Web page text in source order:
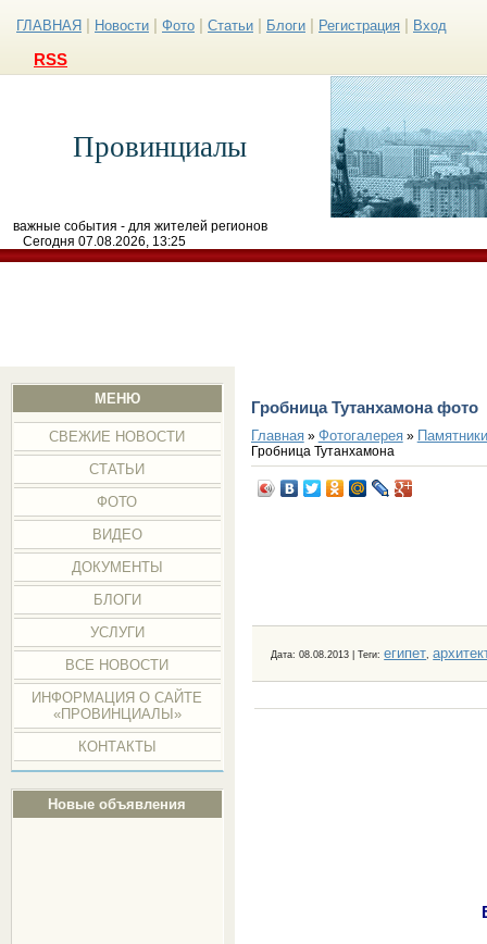
ГЛАВНАЯ Новости Фото Статьи Блоги Регистрация Вход
RSS
Провинциалы
важные события - для жителей регионов
Сегодня 07.08.2026, 13:25
МЕНЮ
СВЕЖИЕ НОВОСТИ
СТАТЬИ
ФОТО
ВИДЕО
ДОКУМЕНТЫ
БЛОГИ
УСЛУГИ
ВСЕ НОВОСТИ
ИНФОРМАЦИЯ О САЙТЕ
«ПРОВИНЦИАЛЫ»
КОНТАКТЫ
Новые объявления
Гробница Тутанхамона фото
Главная» Фотогалерея»
Гробница Тутанхамона
Дата: 08.08.2013 |Теги:египет ,